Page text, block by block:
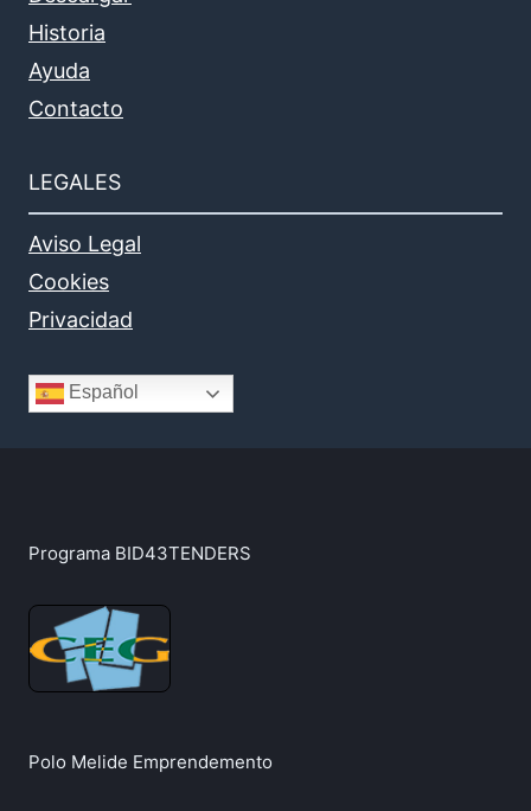
Historia
Ayuda
Contacto
LEGALES
Aviso Legal
Cookies
Privacidad
Español
Programa BID43TENDERS
Polo Melide Emprendemento